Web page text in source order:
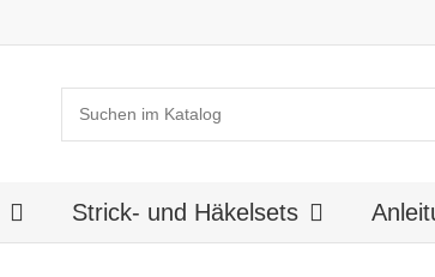
Strick- und Häkelsets